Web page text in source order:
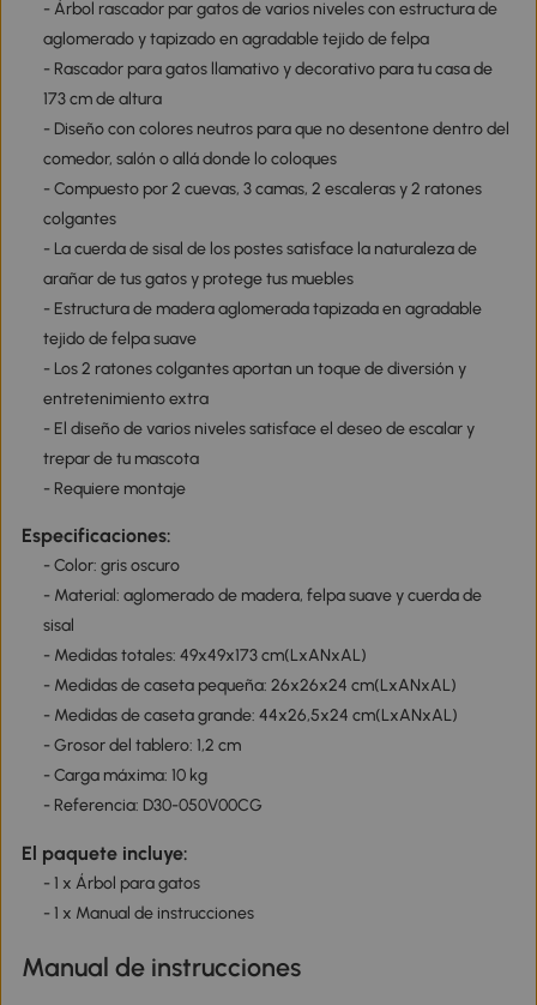
- Árbol rascador par gatos de varios niveles con estructura de
aglomerado y tapizado en agradable tejido de felpa
- Rascador para gatos llamativo y decorativo para tu casa de
173 cm de altura
- Diseño con colores neutros para que no desentone dentro del
comedor, salón o allá donde lo coloques
- Compuesto por 2 cuevas, 3 camas, 2 escaleras y 2 ratones
colgantes
- La cuerda de sisal de los postes satisface la naturaleza de
arañar de tus gatos y protege tus muebles
- Estructura de madera aglomerada tapizada en agradable
tejido de felpa suave
- Los 2 ratones colgantes aportan un toque de diversión y
entretenimiento extra
- El diseño de varios niveles satisface el deseo de escalar y
trepar de tu mascota
- Requiere montaje
Especificaciones:
- Color: gris oscuro
- Material: aglomerado de madera, felpa suave y cuerda de
sisal
- Medidas totales: 49x49x173 cm(LxANxAL)
- Medidas de caseta pequeña: 26x26x24 cm(LxANxAL)
- Medidas de caseta grande: 44x26,5x24 cm(LxANxAL)
- Grosor del tablero: 1,2 cm
- Carga máxima: 10 kg
- Referencia: D30-050V00CG
El paquete incluye:
- 1 x Árbol para gatos
- 1 x Manual de instrucciones
Manual de instrucciones